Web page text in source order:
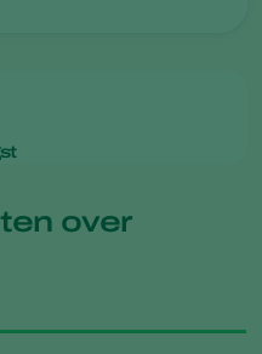
over